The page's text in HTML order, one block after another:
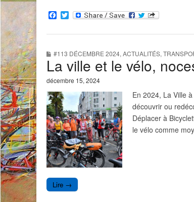
F
a
c
o
o
k
T
w
i
e
r
#113 DÉCEMBRE 2024, ACTUALITÉS,
La ville et le vélo,
décembre 15, 2024
En 2024, La Ville
découvrir ou
Déplacer à
le vélo comme
Lire →